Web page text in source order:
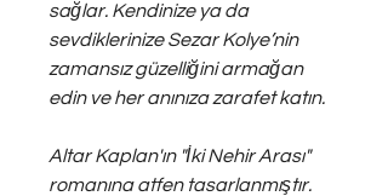
sağlar. Kendinize ya da
sevdiklerinize Sezar Kolye’nin
zamansız güzelliğini armağan
edin ve her anınıza zarafet katın.
Altar Kaplan'ın "İki Nehir Arası"
romanına atfen tasarlanmıştır.